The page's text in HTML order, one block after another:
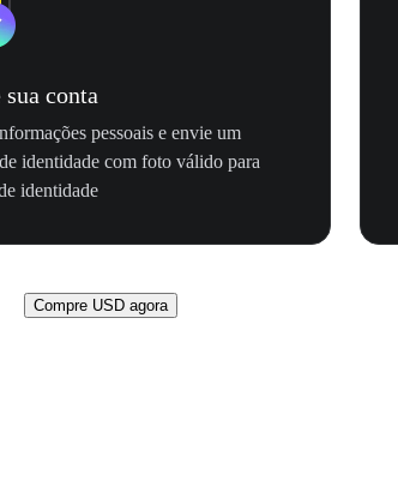
conta
pessoais e envie um
identidade com foto válido para
identidade
Compre USD agora